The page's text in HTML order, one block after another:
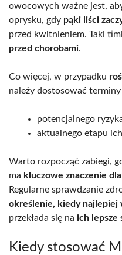
owocowych ważne jest,
oprysku, gdy pąki liści
przed kwitnieniem. Taki
przed chorobami.
Co więcej, w przypadku
należy dostosować
potencjalnego
aktualnego etapu
Warto rozpocząć zabiegi,
ma kluczowe znaczenie
Regularne sprawdzanie
określenie, kiedy najlepiej
przekłada się na ich lepsze
Kiedy stosować